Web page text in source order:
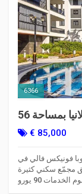
6366
شقة للبيع 1+1 في فونيكس فالي أوبا، ألانيا بمساحة 56
م² € 85,000
من أوبا فونيكس فالي في
مجمّع سكني كثيرة
90 يورو